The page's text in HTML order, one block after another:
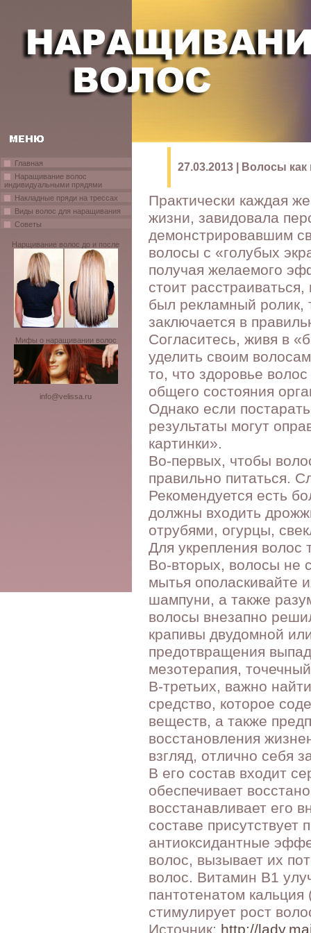
Главная
Наращивание волос
индивидуальными прядями
Накладные пряди на трессах
Виды волос для наращивания
Советы
Нарщивание волос до и после
Мифы о наращивании волос
info@velissa.ru
27.03.2013 | Волосы как
Практически каждая
жизни, завидовала
демонстрировавшим
волосы с «голубых
получая желаемого
стоит
был рекламный ролик,
заключается в
Согласитесь, живя в
уделить своим
то, что здоровье
общего состояния
Однако если
результаты могут
картинки».
Во-первых, чтобы
правильно питаться.
Рекомендуется есть
должны входить
отрубями, огурцы,
Для укрепления волос
Во-вторых, волосы не
мытья ополаскивайте
шампуни, а также
волосы внезапно
крапивы двудомной
предотвращения
мезотерапия,
В-третьих, важно
средство, которое
веществ, а также
восстановления
взгляд, отлично себя
В его состав входит
обеспечивает
восстанавливает его
составе присутствует
антиоксидантные
волос, вызывает их
волос. Витамин В1
пантотенатом
стимулирует рост
Источник: http://